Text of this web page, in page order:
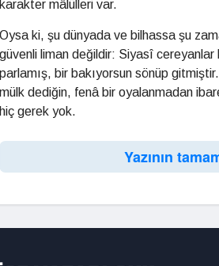
karakter mâlülleri var.
Oysa ki, şu dünyada ve bilhassa şu
güvenli liman değildir: Siyasî cereyanlar
parlamış, bir bakıyorsun sönüp
mülk dediğin, fenâ bir oyalanmadan
hiç gerek yok.
Yazının